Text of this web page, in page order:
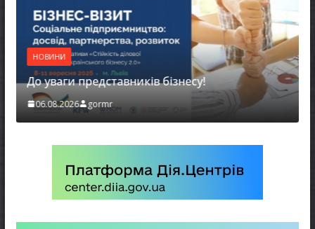
НОВИНИ
До уваги представників бізнесу!
06.08.2026 gormr